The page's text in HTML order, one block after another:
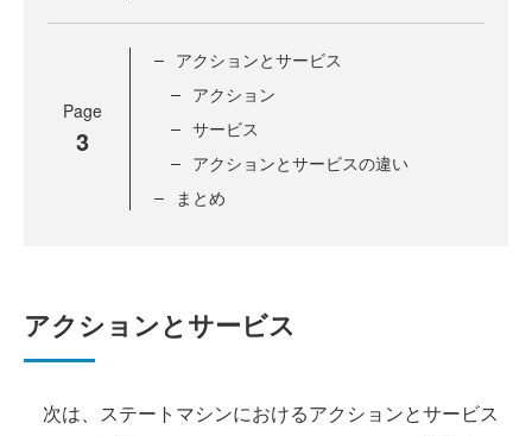
Page
3
アクションとサービス
アクション
サービス
アクションとサービスの違い
まとめ
アクションとサービス
次は、ステートマシンにおけるアクションとサービス